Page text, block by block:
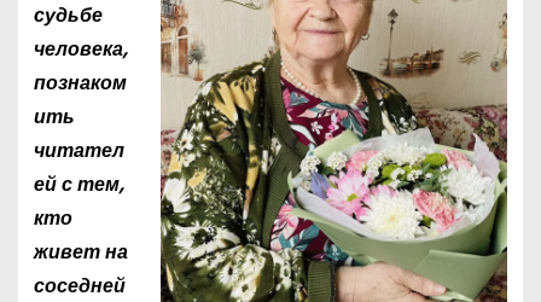
судьбе
человека,
познаком
ить
читател
ей с тем,
кто
живет на
соседней